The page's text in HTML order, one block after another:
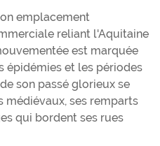
emplacement
reliant l'Aquitaine
est marquée
épidémies et les périodes
son passé glorieux se
médiévaux, ses remparts
qui bordent ses rues